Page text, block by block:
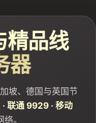
精品线
器
坡、德国与英国节
联通 9929 · 移动
。